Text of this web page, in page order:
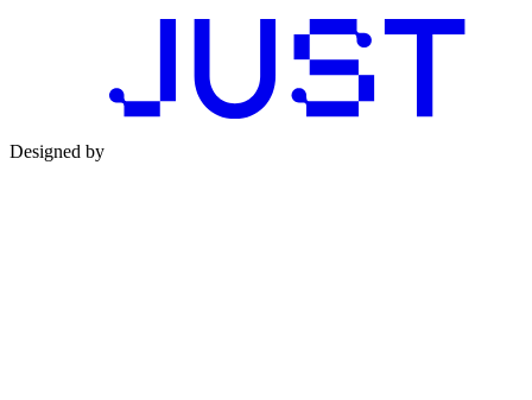
Designed by